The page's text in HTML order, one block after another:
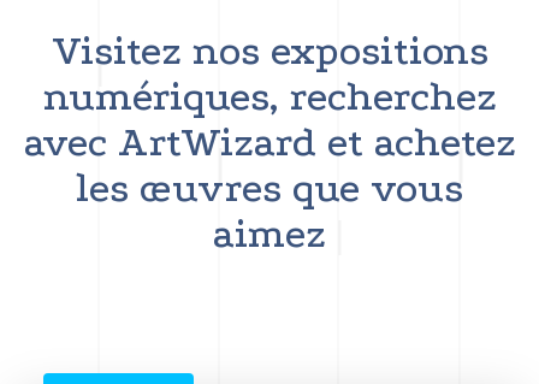
Visitez nos expositions
numériques, recherchez
avec ArtWizard et achetez
les œuvres que vous
aimez